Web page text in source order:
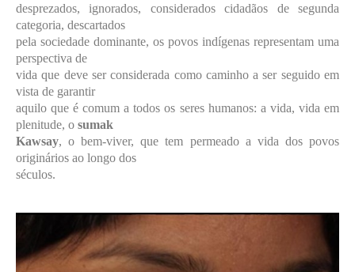
desprezados, ignorados, considerados cidadãos de segunda
categoria, descartados
pela sociedade dominante, os povos indígenas representam uma
perspectiva de
vida que deve ser considerada como caminho a ser seguido em
vista de garantir
aquilo que é comum a todos os seres humanos: a vida, vida em
plenitude, o sumak
Kawsay, o bem-viver, que tem permeado a vida dos povos
originários ao longo dos
séculos.